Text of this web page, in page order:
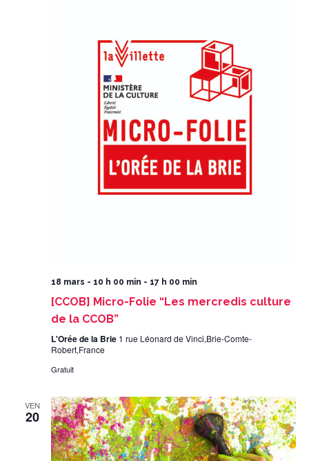
18 mars - 10 h 00 min - 17 h 00 min
[CCOB] Micro-Folie “Les mercredis culture
de la CCOB”
L'Orée de la Brie 1 rue Léonard de Vinci,Brie-Comte-
Robert,France
Gratuit
VEN
20